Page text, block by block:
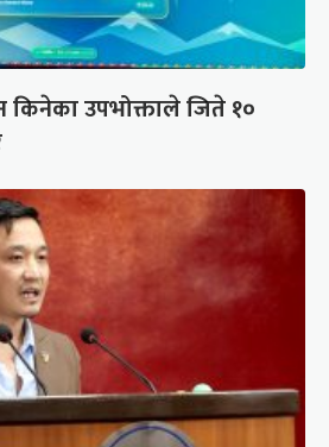
किनेका उपभोक्ताले जिते १०